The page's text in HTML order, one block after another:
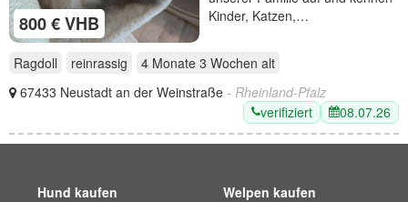
800 € VHB
Kinder, Katzen,…
Ragdoll reinrassig 4 Monate 3 Wochen alt
67433 Neustadt an der Weinstraße - Rheinland-Pfalz
verifiziert
08.07.26
Hund kaufen
Welpen kaufen